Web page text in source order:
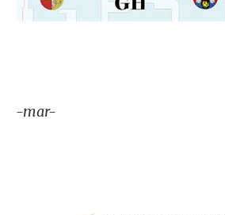
-mar-